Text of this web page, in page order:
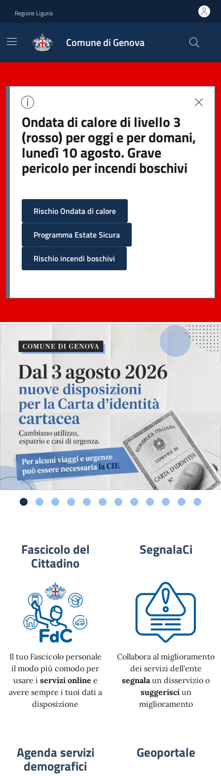
Regione Liguria
Comune di Genova
Ondata di calore di livello 3
(rosso) per oggi e per domani,
lunedì 10 agosto. Grave
pericolo per incendi boschivi
Rischio Ondata di calore
Programma Estate Sicura
Rischio incendi boschivi
Fascicolo del
Cittadino
Il tuo Fascicolo personale
il modo più comodo per
usare i servizi online e
avere sempre i tuoi dati a
disposizione
SegnalaCi
Collabora al miglioramento
dei servizi dell'ente
segnala un disservizio o
suggerisciun
miglioramento
Agenda servizi
demografici
Geoportale